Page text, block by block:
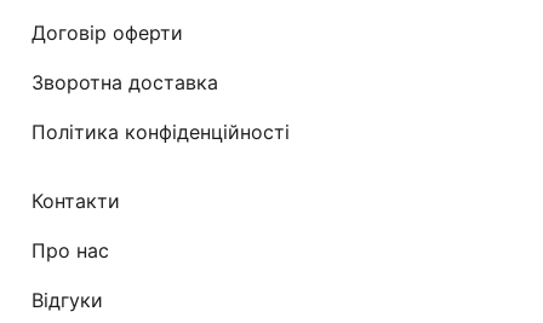
Договір оферти
Зворотна доставка
Політика конфіденційності
Контакти
Про нас
Відгуки